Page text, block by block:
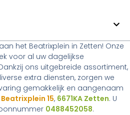
het Beatrixplein in Zetten! Onze
voor al uw dagelijkse
ons uitgebreide assortiment,
extra diensten, zorgen we
gemakkelijk en aangenaam
Beatrixplein 15, 6671KA Zetten. U
0488452058.